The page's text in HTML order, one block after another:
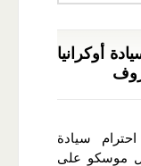
أوكرانيا
سيادة
موسكو على